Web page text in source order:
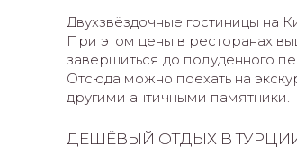
Двухзвёздочные гостиницы на
При этом цены в ресторанах
завершиться до полуденного
Отсюда можно поехать на
другими античными памятники.
ДЕШЁВЫЙ ОТДЫХ В